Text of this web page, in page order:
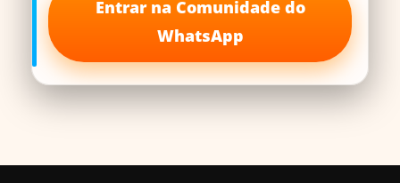
Entrar na Comunidade do
WhatsApp